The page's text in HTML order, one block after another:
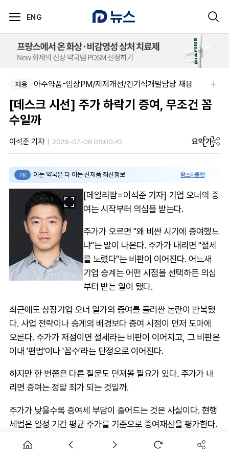
ENG
채용 아주약품-임상PM/제제개선/건기식개발담당 채용
[데스크 시선] 주가 하락기 증여, 무조건 꼼
수일까
이석준 기자 2026-07-06 06:00:42 요약가
PR 아는 약국은 다 아는 신제품 최신정보 팜스타클럽
[데일리팜=이석준 기자] 기업 오너의 증
여는 시작부터 의심을 받는다.
주가가 오르면 "왜 비싼 시기에 증여했느
냐"는 말이 나온다. 주가가 내리면 "절세
를 노렸다"는 비판이 이어진다. 어느새
기업 승계는 어떤 시점을 선택하든 의심
부터 받는 일이 됐다.
최근에도 상장기업 오너 일가의 증여를 둘러싼 논란이 반복됐
다. 사업 전략이나 승계의 배경보다 증여 시점이 먼저 도마에
오른다. 주가가 저점이면 절세라는 비판이 이어지고, 그 비판은
이내 '편법'이나 '꼼수'라는 단정으로 이어진다.
하지만 한 번쯤은 다른 질문도 던져볼 필요가 있다. 주가가 내
리면 증여는 정말 죄가 되는 것일까.
주가가 낮을수록 증여세 부담이 줄어드는 것은 사실이다. 현행
세법은 일정 기간 평균 주가를 기준으로 증여재산을 평가한다.
따라서 주가 하락기에 증여하면 세금이 줄어드는 효과가 발생
한다. 이것은 숨겨진 비밀도, 기업만 아는 편법도 아니다. 법이